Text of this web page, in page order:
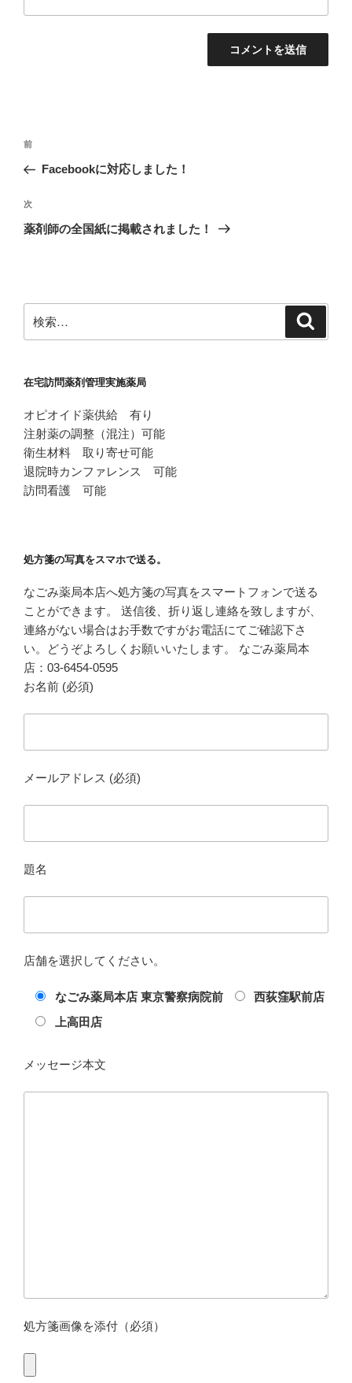
投
ナ
ビ
ゲ
ン
前
の
稿
前
Facebookに対応しました！
次
の
次
薬剤師の全国紙に掲載されました！
索:
在宅訪問薬剤管理実施薬局
オピオイド薬供給 有り
注射薬の調整（混注）可能
衛生材料 取り寄せ可能
退院時カンファレンス 可能
訪問看護 可能
処方箋の写真をスマホで送る。
なごみ薬局本店へ処方箋の写真をスマートフォンで送る
ことができます。 送信後、折り返し連絡を致しますが、
連絡がない場合はお手数ですがお電話にてご確認下さ
い。どうぞよろしくお願いいたします。 なごみ薬局本
店：03-6454-0595
お名前 (必須)
メールアドレス (必須)
題名
店舗を選択してください。
なごみ薬局本店 東京警察病院前
西荻窪駅前店
上高田店
メッセージ本文
処方箋画像を添付（必須）